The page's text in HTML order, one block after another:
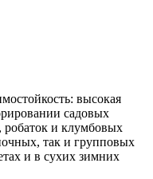
высокая
садовых
робаток и клумбовых
так и групповых
и в сухих зимних